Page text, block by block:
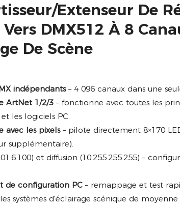
extenseur De
DMX512 À 8
De Scène
indépendants– 4 096 canaux dans une
ArtNet 1/2/3 – fonctionne avec toutes les
les logiciels PC.
avec les pixels– pilote directement 8×170
supplémentaire).
et diffusion (10.255.255.255) –
de configuration PC – remappage et test
systèmes d'éclairage scénique de